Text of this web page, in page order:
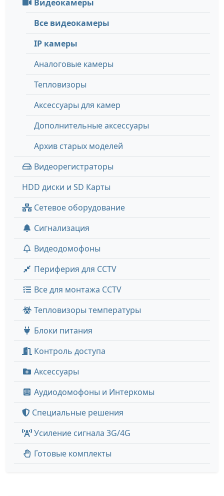
Видеокамеры
Все видеокамеры
IP камеры
Аналоговые камеры
Тепловизоры
Аксессуары для камер
Дополнительные аксессуары
Архив старых моделей
Видеорегистраторы
HDD диски и SD Карты
Сетевое оборудование
Сигнализация
Видеодомофоны
Периферия для CCTV
Все для монтажа CCTV
Тепловизоры температуры
Блоки питания
Контроль доступа
Аксессуары
Аудиодомофоны и Интеркомы
Специальные решения
Усиление сигнала 3G/4G
Готовые комплекты